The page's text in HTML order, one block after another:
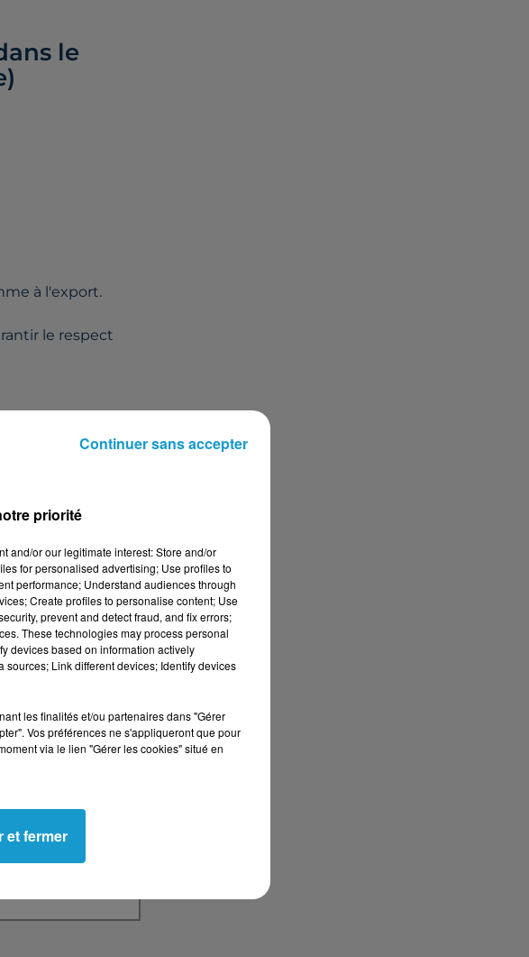
le
à l'export.
le respect
à taille
priorité
and/or our legitimate interest: Store and/or
for personalised advertising; Use profiles to
performance; Understand audiences through
Create profiles to personalise content; Use
prevent and detect fraud, and fix errors;
These technologies may process personal
devices based on information actively
Link different devices; Identify devices
les finalités et/ou partenaires dans "Gérer
Vos préférences ne s'appliqueront que pour
via le lien "Gérer les cookies" situé en
et fermer
Continuer sans accepter